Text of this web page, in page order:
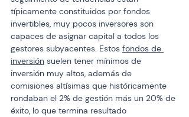
típicamente constituidos por fondos
invertibles, muy pocos inversores son
capaces de asignar capital a todos los
gestores subyacentes. Estos fondos de
inversión suelen tener mínimos de
inversión muy altos, además de
comisiones altísimas que históricamente
rondaban el 2% de gestión más un 20% de
éxito, lo que termina resultado